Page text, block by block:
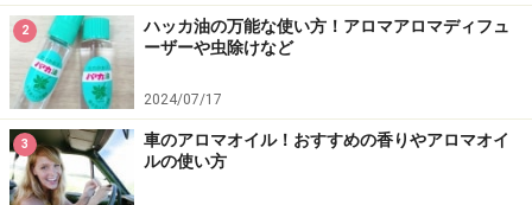
2
ハッカ油の万能な使い方！アロマアロマディフュ
ーザーや虫除けなど
2024/07/17
3
車のアロマオイル！おすすめの香りやアロマオイ
ルの使い方